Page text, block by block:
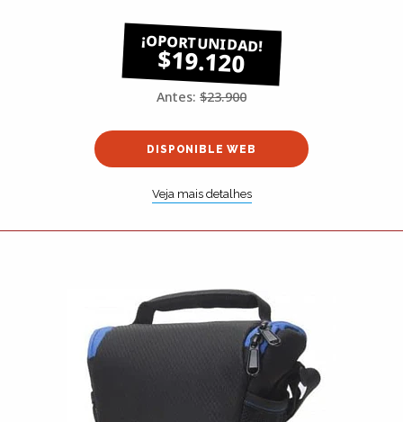
$19.120
Antes: $23.900
DISPONIBLE WEB
Veja mais detalhes